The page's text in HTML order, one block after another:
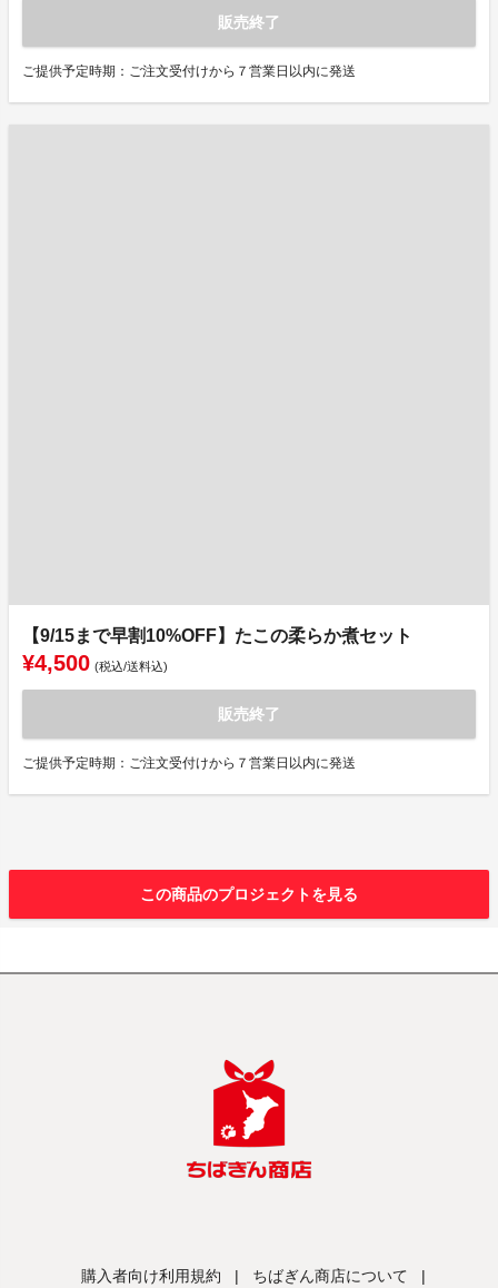
販売終了
ご提供予定時期：ご注文受付けから７営業日以内に発送
【9/15まで早割10%OFF】たこの柔らか煮セット
¥4,500 (税込/送料込)
販売終了
ご提供予定時期：ご注文受付けから７営業日以内に発送
この商品のプロジェクトを見る
購入者向け利用規約 | ちばぎん商店について |